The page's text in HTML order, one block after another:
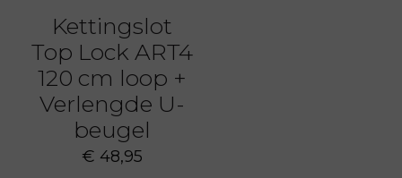
Kettingslot
Top Lock ART4
120 cm loop +
Verlengde U-
beugel
€ 48,95